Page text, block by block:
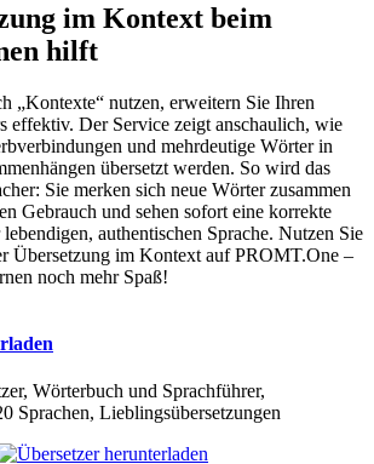
im Kontext beim
hilft
„Kontexte“ nutzen, erweitern Sie Ihren
effektiv. Der Service zeigt anschaulich, wie
und mehrdeutige Wörter in
übersetzt werden. So wird das
Sie merken sich neue Wörter zusammen
Gebrauch und sehen sofort eine korrekte
authentischen Sprache. Nutzen Sie
Übersetzung im Kontext auf PROMT.One –
noch mehr Spaß!
Wörterbuch und Sprachführer,
Sprachen, Lieblingsübersetzungen